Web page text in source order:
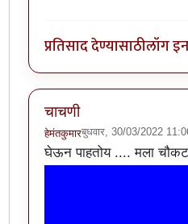
प्रतिसाद देण्यासाठीलॉग
चाचणी
हेमंतकुमारबुधवार, 30/03/2022
घेऊन पाहतोय .... मला चौकट